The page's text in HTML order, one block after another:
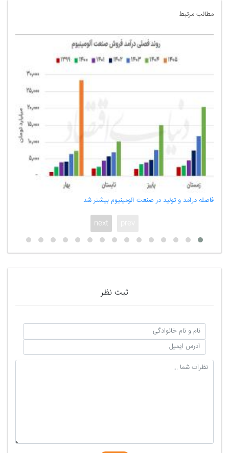
مطالب مرتبط
فاصله درآمد و تولید در صنعت آلومینیوم بیشتر شد
next
ثبت نظر